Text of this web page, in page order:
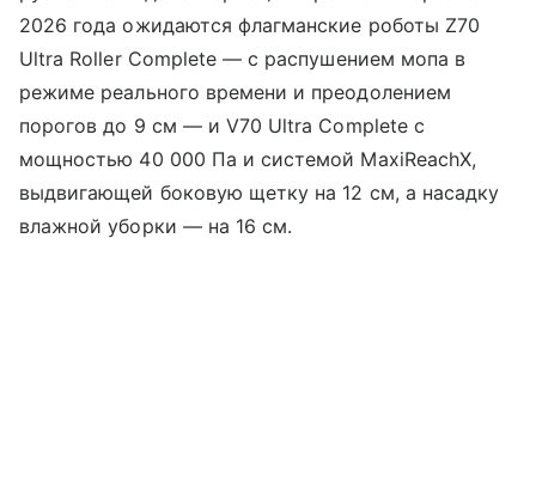
2026 года ожидаются флагманские роботы Z70
Ultra Roller Complete — с распушением мопа в
режиме реального времени и преодолением
порогов до 9 см — и V70 Ultra Complete с
мощностью 40 000 Па и системой MaxiReachX,
выдвигающей боковую щетку на 12 см, а насадку
влажной уборки — на 16 см.